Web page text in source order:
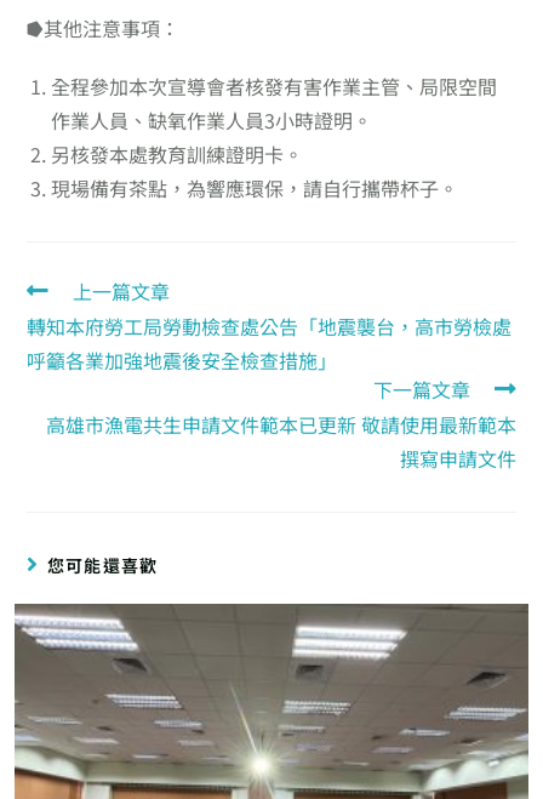
⭓其他注意事項：
全程參加本次宣導會者核發有害作業主管、局限空間
作業人員、缺氧作業人員3小時證明。
另核發本處教育訓練證明卡。
現場備有茶點，為響應環保，請自行攜帶杯子。
上一篇文章
轉知本府勞工局勞動檢查處公告「地震襲台，高市勞檢處
呼籲各業加強地震後安全檢查措施」
下一篇文章
高雄市漁電共生申請文件範本已更新 敬請使用最新範本
撰寫申請文件
您可能還喜歡